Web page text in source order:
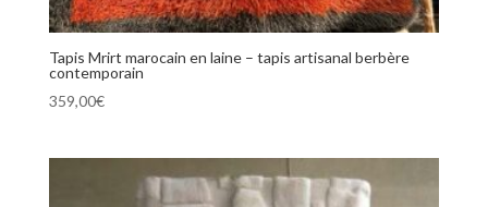
Tapis Mrirt marocain en laine – tapis artisanal berbère
contemporain
359,00€